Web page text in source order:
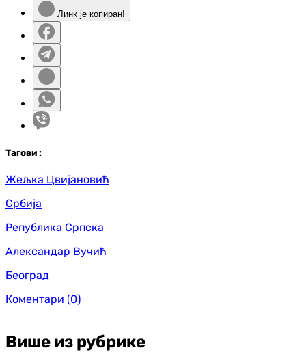
Линк је копиран!
Тагови :
Жељка Цвијановић
Србија
Република Српска
Александар Вучић
Београд
Коментари (0)
Више из рубрике